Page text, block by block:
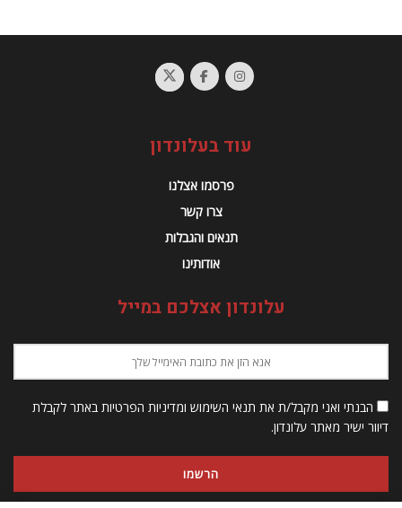
עוד בעלונדון
פרסמו אצלנו
צרו קשר
תנאים והגבלות
אודותינו
עלונדון אצלכם במייל
הבנתי ואני מקבל/ת את תנאי השימוש ומדיניות הפרטיות באתר לקבלת
דיוור ישיר מאתר עלונדון.